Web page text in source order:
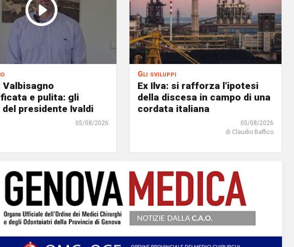
Valbisagno
e pulita: gli
presidente Ivaldi
05/08/2026
Gli sviluppi
Ex Ilva: si rafforza l'ipotesi
della discesa in campo di una
cordata italiana
05/08/2026
di Claudio Baffico